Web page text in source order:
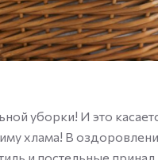
уборки! И это
хлама! В